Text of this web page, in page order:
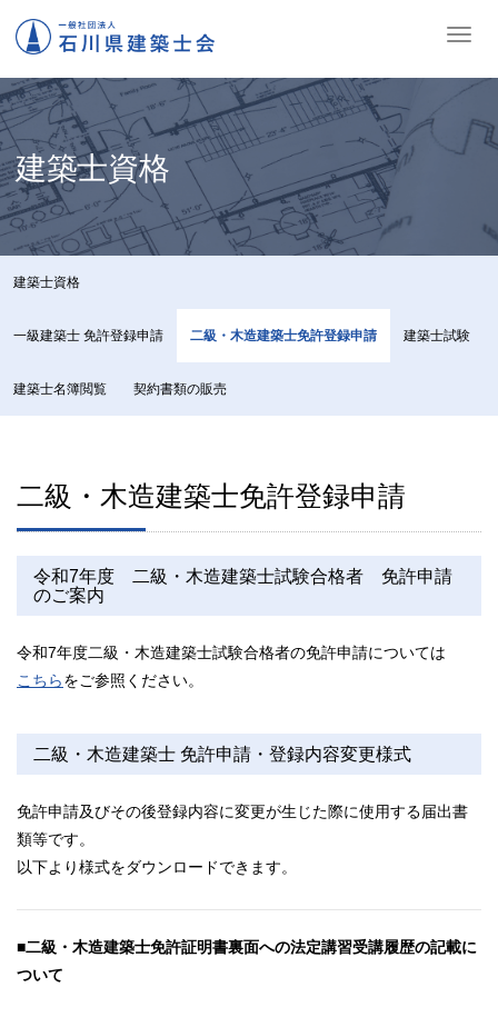
ナ
ゲ
シ
ョ
建築士資格
建築士資格
一級建築士 免許登録申請 二級・木造建築士免許登録申請 建築士試験
建築士名簿閲覧 契約書類の販売
二級・木造建築士免許登録申請
令和7年度 二級・木造建築士試験合格者 免許申請
のご案内
令和7年度二級・木造建築士試験合格者の免許申請については
こちらをご参照ください。
二級・木造建築士 免許申請・登録内容変更様式
免許申請及びその後登録内容に変更が生じた際に使用する届出書
類等です。
以下より様式をダウンロードできます。
■二級・木造建築士免許証明書裏面への法定講習受講履歴の記載に
ついて